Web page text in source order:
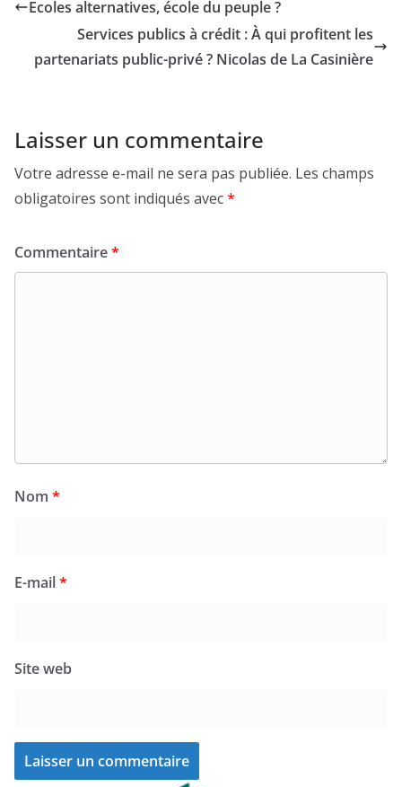
Ecoles alternatives, école du peuple ?
Services publics à crédit : À qui profitent les
partenariats public-privé ? Nicolas de La Casinière
Laisser un commentaire
Votre adresse e-mail ne sera pas publiée. Les champs
obligatoires sont indiqués avec*
Commentaire*
Nom *
E-mail*
Site web